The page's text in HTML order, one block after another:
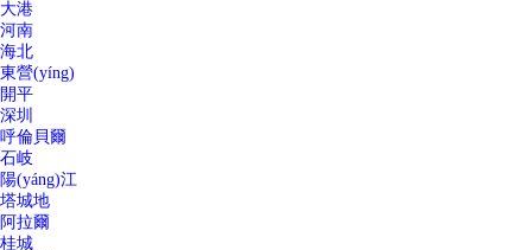
大港
河南
海北
東營(yíng)
開平
深圳
呼倫貝爾
石岐
陽(yáng)江
塔城地
阿拉爾
桂城